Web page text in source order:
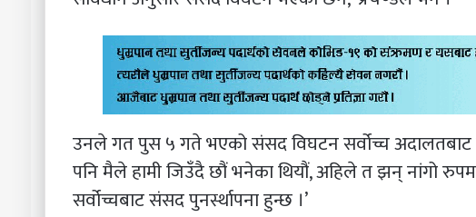
उनले गत पुस ५ गते भएको संसद विघटन सर्वोच्च अदालतबाट
पनि मैले हामी जिउँदै छौं भनेका थियौं, अहिले त झन् नांगो
सर्वोच्चबाट संसद पुनर्स्थापना हुन्छ ।’